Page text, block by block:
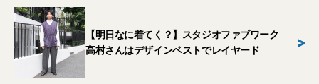
【明日なに着てく？】スタジオファブワーク
高村さんはデザインベストでレイヤード
>